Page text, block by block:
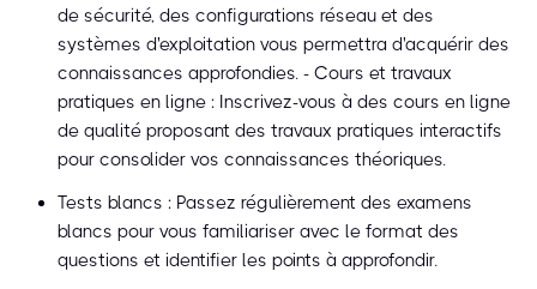
de sécurité, des configurations réseau et des
systèmes d'exploitation vous permettra d'acquérir des
connaissances approfondies. - Cours et travaux
pratiques en ligne : Inscrivez-vous à des cours en ligne
de qualité proposant des travaux pratiques interactifs
pour consolider vos connaissances théoriques.
Tests blancs : Passez régulièrement des examens
blancs pour vous familiariser avec le format des
questions et identifier les points à approfondir.